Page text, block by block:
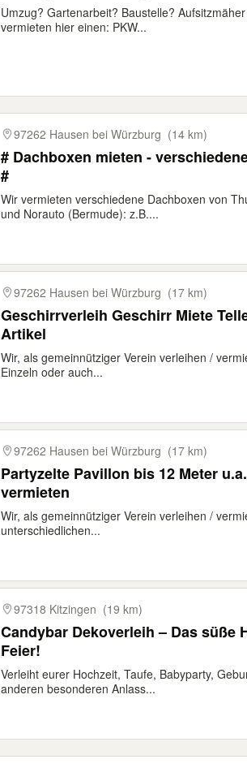
Umzug? Gartenarbeit? Baustelle?
vermieten hier einen: PKW...
97262 Hausen bei Würzburg (14 km)
# Dachboxen mieten -
#
Wir vermieten verschiedene Dachboxen von
und Norauto (Bermude): z.B....
97262 Hausen bei Würzburg (17 km)
Geschirrverleih Geschirr Miete
Artikel
Wir, als gemeinnütziger Verein verleihen /
Einzeln oder auch...
97262 Hausen bei Würzburg (17 km)
Partyzelte Pavillon bis 12 Meter
vermieten
Wir, als gemeinnütziger Verein verleihen /
unterschiedlichen...
97318 Kitzingen (19 km)
Candybar Dekoverleih – Das süße
Feier!
Verleiht eurer Hochzeit, Taufe, Babyparty,
anderen besonderen Anlass...